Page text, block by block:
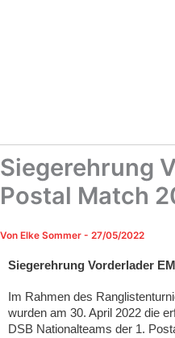
Siegerehrung
Postal Match
Von Elke Sommer - 27/05/2022
Siegerehrung Vorderlader
Im Rahmen des
wurden am 30. April 2022 die
DSB Nationalteams der 1.